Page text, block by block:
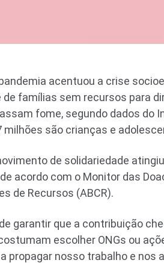
acentuou a crise
famílias sem recursos para
fome, segundo dados do
milhões são crianças e
de solidariedade
acordo com o Monitor das
de Recursos (ABCR).
garantir que a contribuição
escolher ONGs ou
propagar nosso trabalho e nos